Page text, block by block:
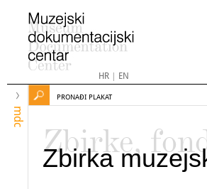
HR| EN
mdc
PRONAĐI PLAKAT
Zbirke,
Zbirka